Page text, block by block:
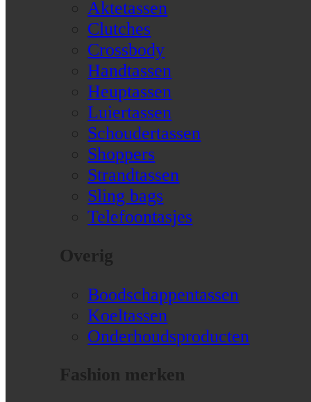
Aktetassen
Clutches
Crossbody
Handtassen
Heuptassen
Luiertassen
Schoudertassen
Shoppers
Strandtassen
Sling bags
Telefoontasjes
Overig
Boodschappentassen
Koeltassen
Onderhoudsproducten
Fashion merken